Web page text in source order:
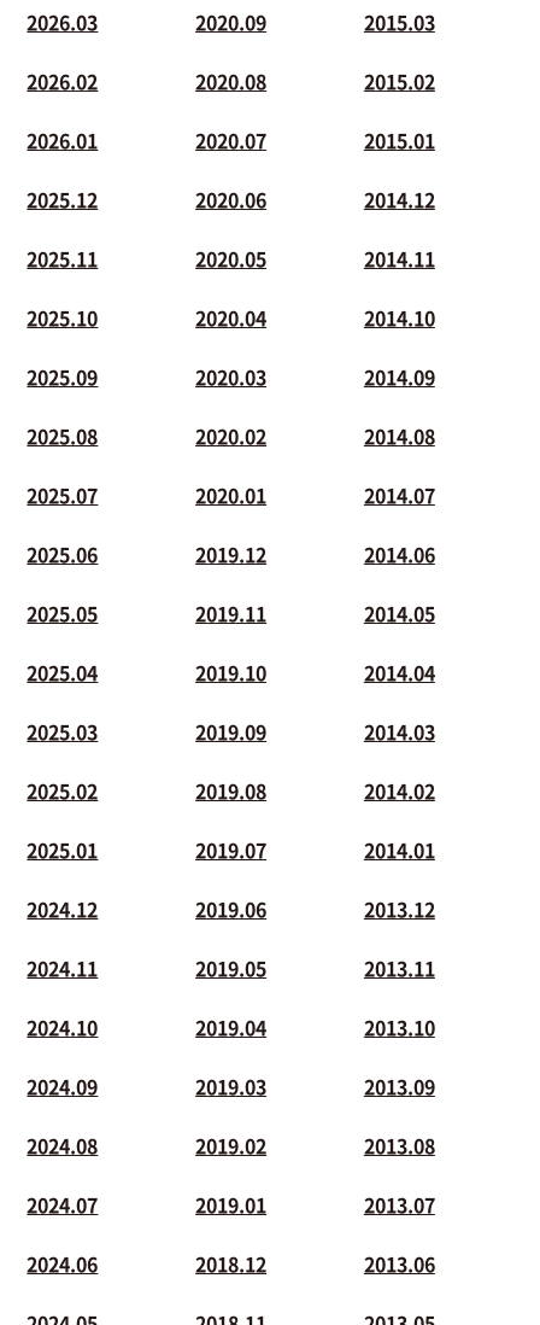
2026.03
2026.02
2026.01
2025.12
2025.11
2025.10
2025.09
2025.08
2025.07
2025.06
2025.05
2025.04
2025.03
2025.02
2025.01
2024.12
2024.11
2024.10
2024.09
2024.08
2024.07
2024.06
2020.09
2020.08
2020.07
2020.06
2020.05
2020.04
2020.03
2020.02
2020.01
2019.12
2019.11
2019.10
2019.09
2019.08
2019.07
2019.06
2019.05
2019.04
2019.03
2019.02
2019.01
2018.12
2015.03
2015.02
2015.01
2014.12
2014.11
2014.10
2014.09
2014.08
2014.07
2014.06
2014.05
2014.04
2014.03
2014.02
2014.01
2013.12
2013.11
2013.10
2013.09
2013.08
2013.07
2013.06